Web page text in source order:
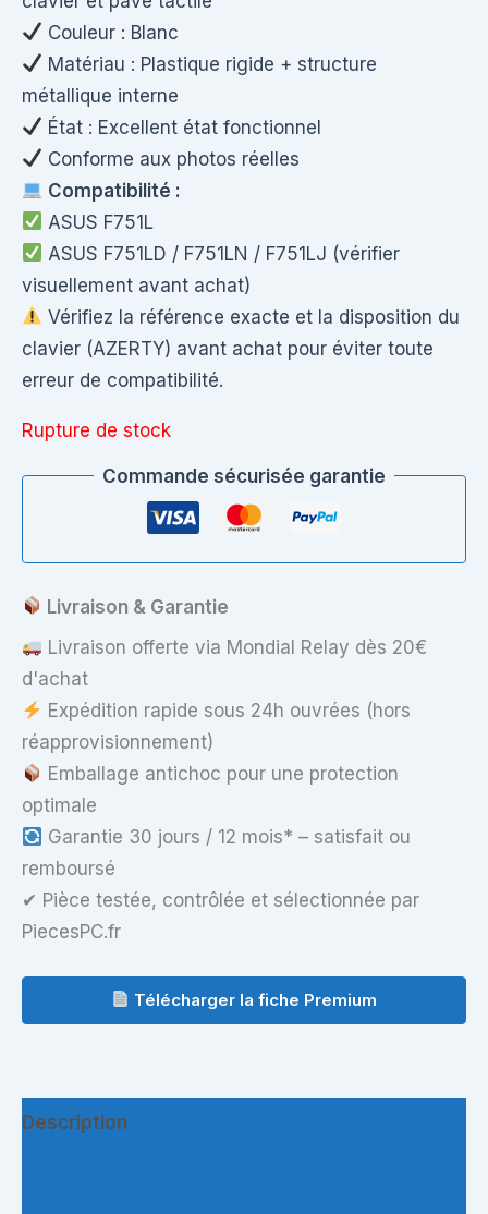
Couleur : Blanc
Matériau : Plastique rigide + structure
métallique interne
État : Excellent état fonctionnel
Conforme aux photos réelles
Compatibilité :
ASUS F751L
ASUS F751LD / F751LN / F751LJ (vérifier
visuellement avant achat)
Vérifiez la référence exacte et la disposition du
clavier (AZERTY) avant achat pour éviter toute
erreur de compatibilité.
Rupture de stock
Commande sécurisée garantie
Livraison & Garantie
Livraison offerte via Mondial Relay dès 20€
d'achat
Expédition rapide sous 24h ouvrées (hors
réapprovisionnement)
Emballage antichoc pour une protection
optimale
Garantie 30 jours / 12 mois* – satisfait ou
remboursé
✔ Pièce testée, contrôlée et sélectionnée par
PiecesPC.fr
Télécharger la fiche Premium
Description